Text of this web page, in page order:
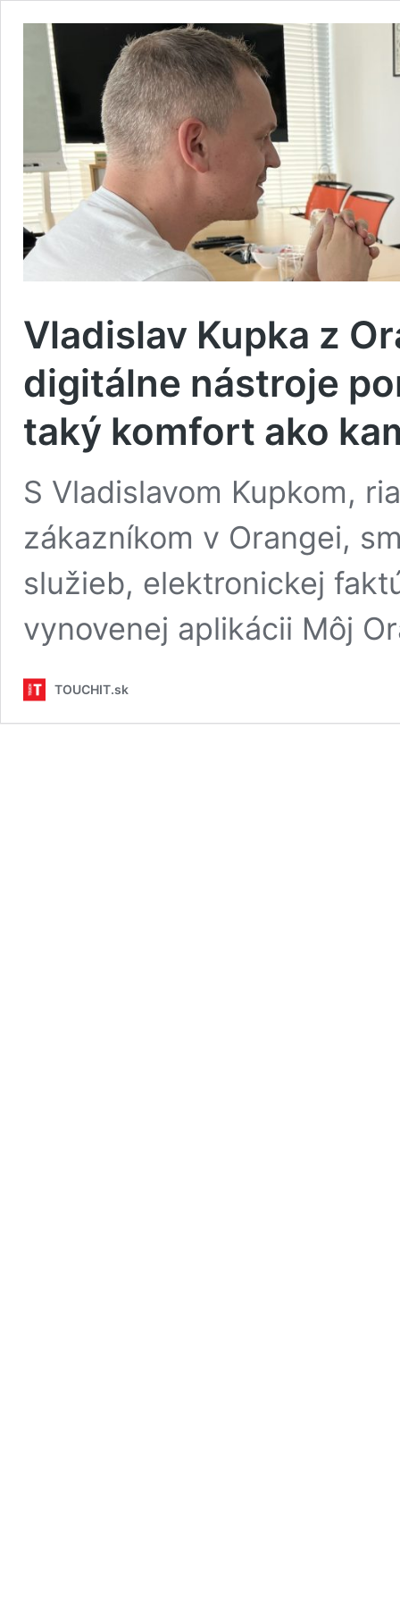
Vladislav Kupka z
digitálne nástroje
taký komfort ako
S Vladislavom Kupkom,
zákazníkom v Orangei,
služieb, elektronickej
vynovenej aplikácii Môj
TOUCHIT.sk